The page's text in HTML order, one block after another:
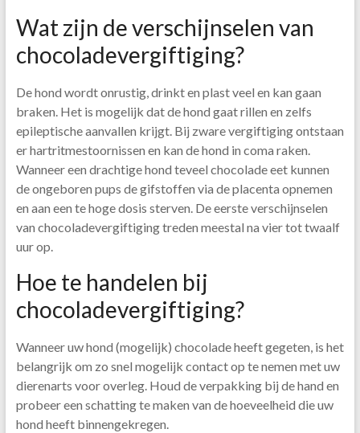
Wat zijn de verschijnselen van
chocoladevergiftiging?
De hond wordt onrustig, drinkt en plast veel en kan gaan
braken. Het is mogelijk dat de hond gaat rillen en zelfs
epileptische aanvallen krijgt. Bij zware vergiftiging ontstaan
er hartritmestoornissen en kan de hond in coma raken.
Wanneer een drachtige hond teveel chocolade eet kunnen
de ongeboren pups de gifstoffen via de placenta opnemen
en aan een te hoge dosis sterven. De eerste verschijnselen
van chocoladevergiftiging treden meestal na vier tot twaalf
uur op.
Hoe te handelen bij
chocoladevergiftiging?
Wanneer uw hond (mogelijk) chocolade heeft gegeten, is het
belangrijk om zo snel mogelijk contact op te nemen met uw
dierenarts voor overleg. Houd de verpakking bij de hand en
probeer een schatting te maken van de hoeveelheid die uw
hond heeft binnengekregen.